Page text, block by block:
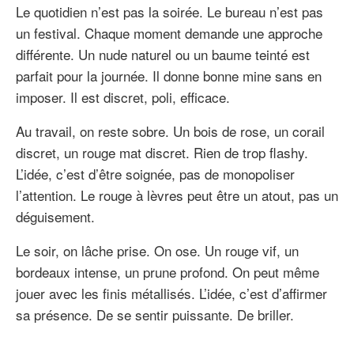
Le quotidien n’est pas la soirée. Le bureau n’est pas
un festival. Chaque moment demande une approche
différente. Un nude naturel ou un baume teinté est
parfait pour la journée. Il donne bonne mine sans en
imposer. Il est discret, poli, efficace.
Au travail, on reste sobre. Un bois de rose, un corail
discret, un rouge mat discret. Rien de trop flashy.
L’idée, c’est d’être soignée, pas de monopoliser
l’attention. Le rouge à lèvres peut être un atout, pas un
déguisement.
Le soir, on lâche prise. On ose. Un rouge vif, un
bordeaux intense, un prune profond. On peut même
jouer avec les finis métallisés. L’idée, c’est d’affirmer
sa présence. De se sentir puissante. De briller.